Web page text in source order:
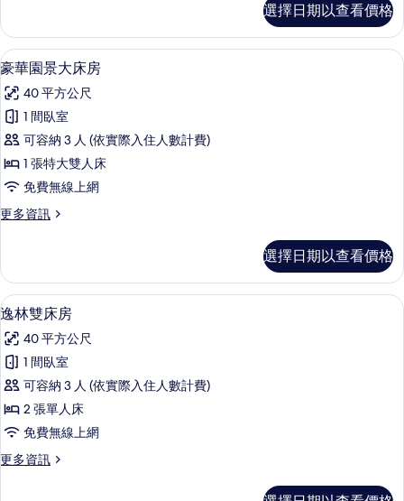
有
相
片
礙
客
房
詳
情
選擇日期以查看價格
顯
示
豪
華
園
景
大
床
的
所
有
相
片
迷你吧、客房內保險箱、書桌、遮光
6
豪華園景大床房
40 平方公尺
1 間臥室
可容納 3 人 (依實際入住人數計費)
1 張特大雙人床
免費無線上網
更多資訊
更
園
景
大
房
的
情
選擇日期以查看價格
顯
示
逸
林
雙
床
房
的
迷你吧、客房內保險箱、書桌、遮光
7
逸林雙床房
40 平方公尺
1 間臥室
可容納 3 人 (依實際入住人數計費)
2 張單人床
免費無線上網
更多資訊
更